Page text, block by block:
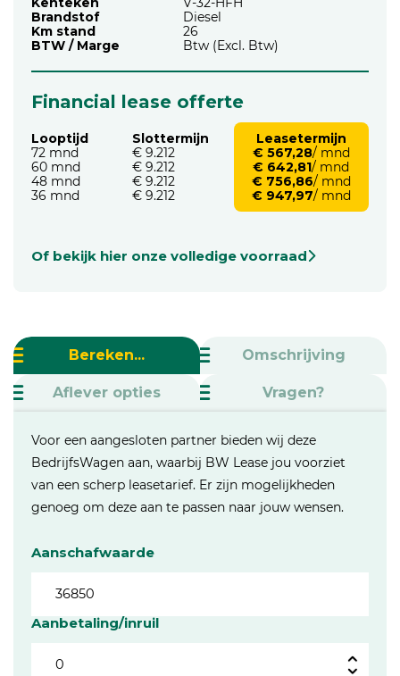
Brandstof
Diesel
Km stand
26
BTW / Marge
Btw (Excl. Btw)
Financial lease offerte
Looptijd
72 mnd
60 mnd
48 mnd
36 mnd
Slottermijn
€ 9.212
€ 9.212
€ 9.212
€ 9.212
Leasetermijn
€ 567,28/ mnd
€ 642,81/ mnd
€ 756,86/ mnd
€ 947,97/ mnd
Of bekijk hier onze volledige voorraad
Bereken... Omschrijving
Aflever opties Vragen?
Voor een aangesloten partner bieden wij deze
BedrijfsWagen aan, waarbij BW Lease jou voorziet
van een scherp leasetarief. Er zijn mogelijkheden
genoeg om deze aan te passen naar jouw wensen.
Aanschafwaarde
Aanbetaling/inruil